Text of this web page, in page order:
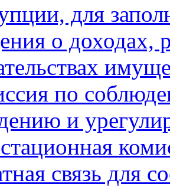
для
о доходах,
по
и
связь для